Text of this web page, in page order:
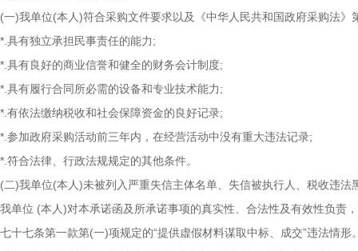
(一)我单位(本人)符合采购文件要求以及《中华人民共和国政府采购法》
*.具有独立承担民事责任的能力;
*.具有良好的商业信誉和健全的财务会计制度;
*.具有履行合同所必需的设备和专业技术能力;
*.有依法缴纳税收和社会保障资金的良好记录;
*.参加政府采购活动前三年内，在经营活动中没有重大违法记录;
*.符合法律、行政法规规定的其他条件。
(二)我单位(本人)未被列入严重失信主体名单、失信被执行人、税收违
我单位 (本人)对本承诺函及所承诺事项的真实性、合法性及有效性负责
七十七条第一款第(一)项规定的“提供虚假材料谋取中标、成交”违法情